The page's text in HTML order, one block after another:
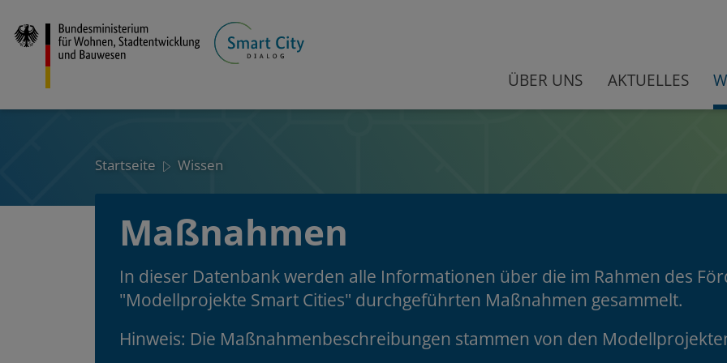
zum
Inhalt
ÜBER UNS AKTUELLES
Startseite Wissen
Maßnahmen
In dieser Datenbank werden alle Informationen über die im Rahmen des
"Modellprojekte Smart Cities" durchgeführten Maßnahmen gesammelt.
Hinweis: Die Maßnahmenbeschreibungen stammen von den